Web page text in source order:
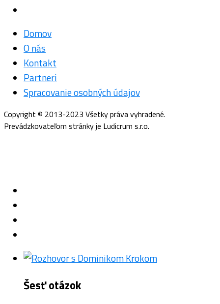
Domov
O nás
Kontakt
Partneri
Spracovanie osobných údajov
Copyright © 2013-2023 Všetky práva vyhradené.
Prevádzkovateľom stránky je Ludicrum s.r.o.
Šesť otázok